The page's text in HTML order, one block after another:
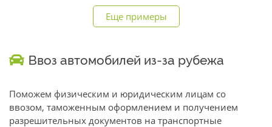
Еще примеры
Ввоз автомобилей из-за рубежа
Поможем физическим и юридическим лицам со
ввозом, таможенным оформлением и получением
разрешительных документов на транспортные